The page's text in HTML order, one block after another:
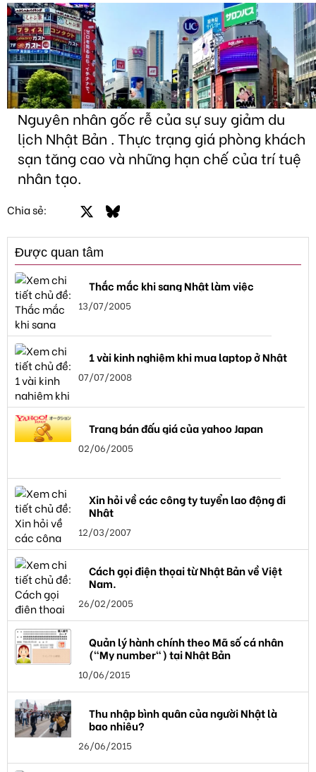
Nguyên nhân gốc rễ của sự suy giảm du
lịch Nhật Bản . Thực trạng giá phòng khách
sạn tăng cao và những hạn chế của trí tuệ
nhân tạo.
Chia sẻ: FacebookBluesky
Được quan tâm
Thắc mắc khi sang Nhật làm việc
13/07/2005
1 vài kinh nghiệm khi mua laptop ở Nhật
07/07/2008
Trang bán đấu giá của yahoo Japan
02/06/2005
Xin hỏi về các công ty tuyển lao động đi
Nhật
12/03/2007
Cách gọi điện thọai từ Nhật Bản về Việt
Nam.
26/02/2005
Quản lý hành chính theo Mã số cá nhân
("My number") tại Nhật Bản
10/06/2015
Thu nhập bình quân của người Nhật là
bao nhiêu?
26/06/2015